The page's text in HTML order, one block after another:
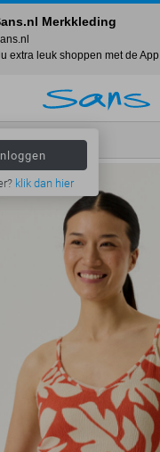
klik dan hier
Merkkleding
extra leuk shoppen met de App.